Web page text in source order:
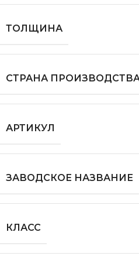
ТОЛЩИНА
СТРАНА
АРТИКУЛ
ЗАВОДСКОЕ НАЗВАНИЕ
КЛАСС